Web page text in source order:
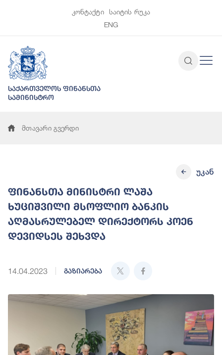
კონტაქტი
საიტის რუკა
ENG
საქართველოს ფინანსთა
სამინისტრო
მთავარი გვერდი
ფინანსთა მინისტრი ლაშა
ხუციშვილი მსოფლიო ბანკის
აღმასრულებელ დირექტორს კოენ
დევიდსეს შეხვდა
14.04.2023 გაზიარება
უკან